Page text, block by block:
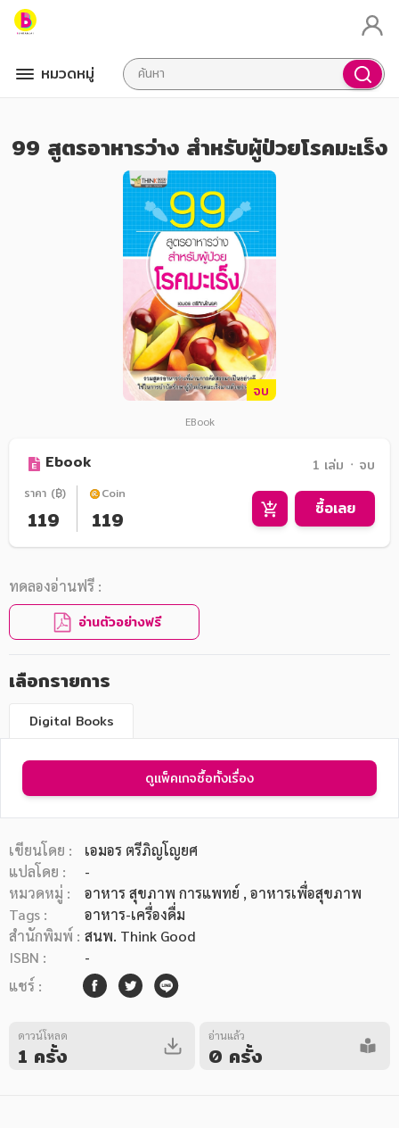
หมวดหมู่
หมวดหมู่หนังสือ
หมวดหมู่ยอดนิยม
หนังสือออกใหม่ หนังสือยอดนิยม หนังสือเช่า
99 สูตรอาหารว่าง สำหรับผู้ป่วยโรคมะเร็ง
จบ
EBook
Ebook 1 เล่ม ᛫ จบ
ราคา (฿)
119
Coin
119 ซื้อเลย
ทดลองอ่านฟรี :
อ่านตัวอย่างฟรี
เลือกรายการ
Digital Books
ดูแพ็คเกจซื้อทั้งเรื่อง
เขียนโดย :
เอมอร ตรีภิญโญยศ
แปลโดย :
-
หมวดหมู่ :
อาหาร สุขภาพ การแพทย์ , อาหารเพื่อสุขภาพ
Tags :
อาหาร-เครื่องดื่ม
สำนักพิมพ์ : สนพ. Think Good
ISBN :
-
แชร์ :
ดาวน์โหลด
1 ครั้ง
อ่านแล้ว
0 ครั้ง